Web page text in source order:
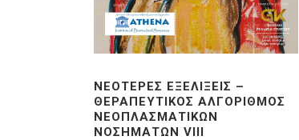
ΝΕΌΤΕΡΕΣ ΕΞΕΛΊΞΕΙΣ –
ΘΕΡΑΠΕΥΤΙΚΌΣ ΑΛΓΌΡΙΘΜΟΣ
ΝΕΟΠΛΑΣΜΑΤΙΚΏΝ
ΝΟΣΗΜΆΤΩΝ VIIΙ